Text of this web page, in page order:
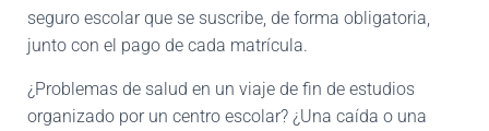
seguro escolar que se suscribe, de forma obligatoria,
junto con el pago de cada matrícula.
¿Problemas de salud en un viaje de fin de estudios
organizado por un centro escolar? ¿Una caída o una